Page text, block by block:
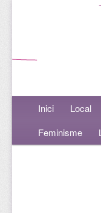
Menú principal
Aneu al
Aneu al
Inici Local
Feminisme